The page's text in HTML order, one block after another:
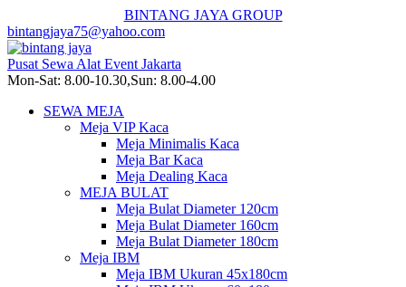
BINTANG JAYA GROUP
bintangjaya75@yahoo.com
Pusat Sewa Alat Event Jakarta
Mon-Sat: 8.00-10.30,Sun: 8.00-4.00
SEWA MEJA
Meja VIP Kaca
Meja Minimalis Kaca
Meja Bar Kaca
Meja Dealing Kaca
MEJA BULAT
Meja Bulat Diameter 120cm
Meja Bulat Diameter 160cm
Meja Bulat Diameter 180cm
Meja IBM
Meja IBM Ukuran 45x180cm